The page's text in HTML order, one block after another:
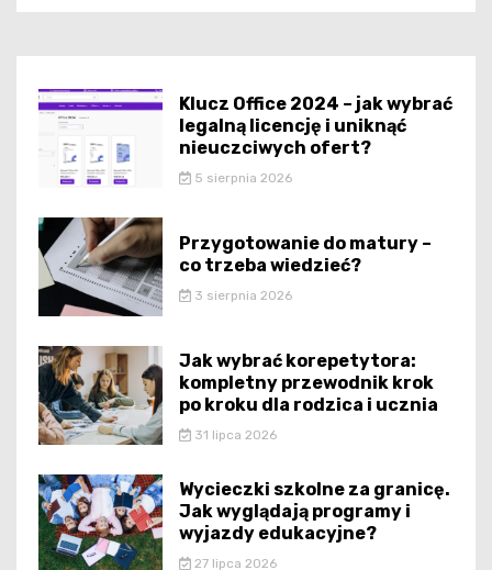
Klucz Office 2024 – jak wybrać
legalną licencję i uniknąć
nieuczciwych ofert?
5 sierpnia 2026
Przygotowanie do matury –
co trzeba wiedzieć?
3 sierpnia 2026
Jak wybrać korepetytora:
kompletny przewodnik krok
po kroku dla rodzica i ucznia
31 lipca 2026
Wycieczki szkolne za granicę.
Jak wyglądają programy i
wyjazdy edukacyjne?
27 lipca 2026